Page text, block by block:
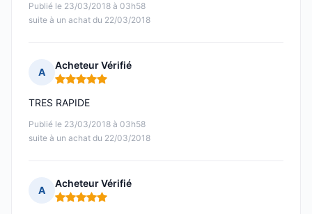
Publié le 23/03/2018 à 03h58
suite à un achat du 22/03/2018
A
Acheteur Vérifié
Note : 5 sur 5
Publié le 23/03/2018 à 03h58
suite à un achat du 22/03/2018
TRES RAPIDE
A
Acheteur Vérifié
Note : 5 sur 5